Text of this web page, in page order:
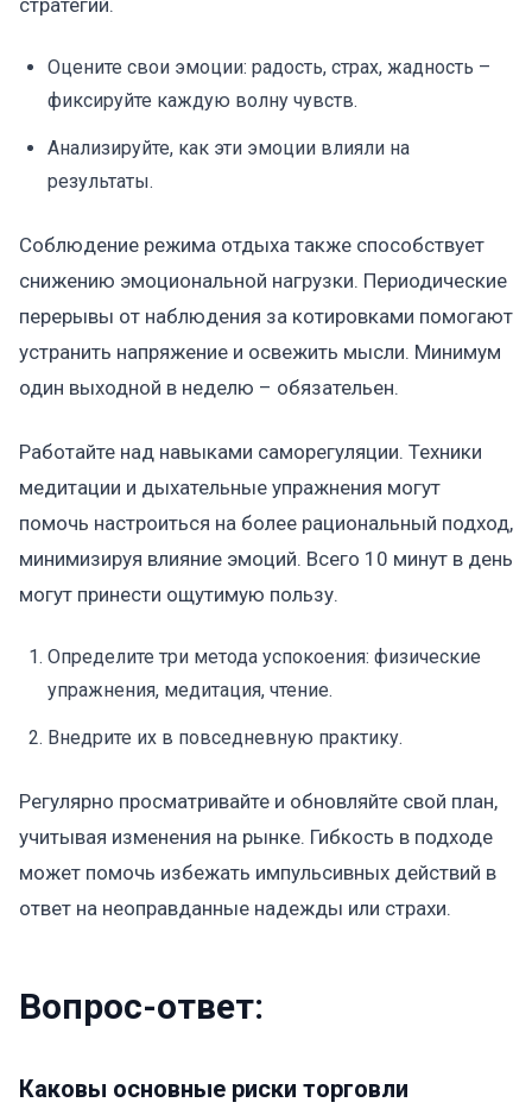
Оцените свои эмоции: радость, страх, жадность –
фиксируйте каждую волну чувств.
Анализируйте, как эти эмоции влияли на
результаты.
Соблюдение режима отдыха также способствует
снижению эмоциональной нагрузки. Периодические
перерывы от наблюдения за котировками помогают
устранить напряжение и освежить мысли. Минимум
один выходной в неделю – обязательен.
Работайте над навыками саморегуляции. Техники
медитации и дыхательные упражнения могут
помочь настроиться на более рациональный подход,
минимизируя влияние эмоций. Всего 10 минут в день
могут принести ощутимую пользу.
Определите три метода успокоения: физические
упражнения, медитация, чтение.
Внедрите их в повседневную практику.
Регулярно просматривайте и обновляйте свой план,
учитывая изменения на рынке. Гибкость в подходе
может помочь избежать импульсивных действий в
ответ на неоправданные надежды или страхи.
Вопрос-ответ:
Каковы основные риски торговли